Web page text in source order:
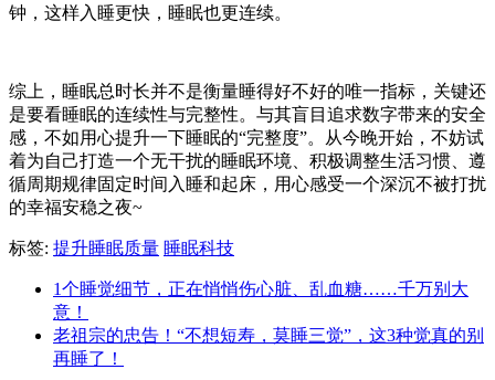
钟，这样入睡更快，睡眠也更连续。
综上，睡眠总时长并不是衡量睡得好不好的唯一指标，关键还
是要看睡眠的连续性与完整性。与其盲目追求数字带来的安全
感，不如用心提升一下睡眠的“完整度”。从今晚开始，不妨试
着为自己打造一个无干扰的睡眠环境、积极调整生活习惯、遵
循周期规律固定时间入睡和起床，用心感受一个深沉不被打扰
的幸福安稳之夜~
标签: 提升睡眠质量 睡眠科技
1个睡觉细节，正在悄悄伤心脏、乱血糖……千万别大
意！
老祖宗的忠告！“不想短寿，莫睡三觉”，这3种觉真的别
再睡了！